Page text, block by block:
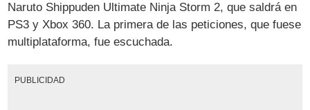
Naruto Shippuden Ultimate Ninja Storm 2, que saldrá en
PS3 y Xbox 360. La primera de las peticiones, que fuese
multiplataforma, fue escuchada.
PUBLICIDAD